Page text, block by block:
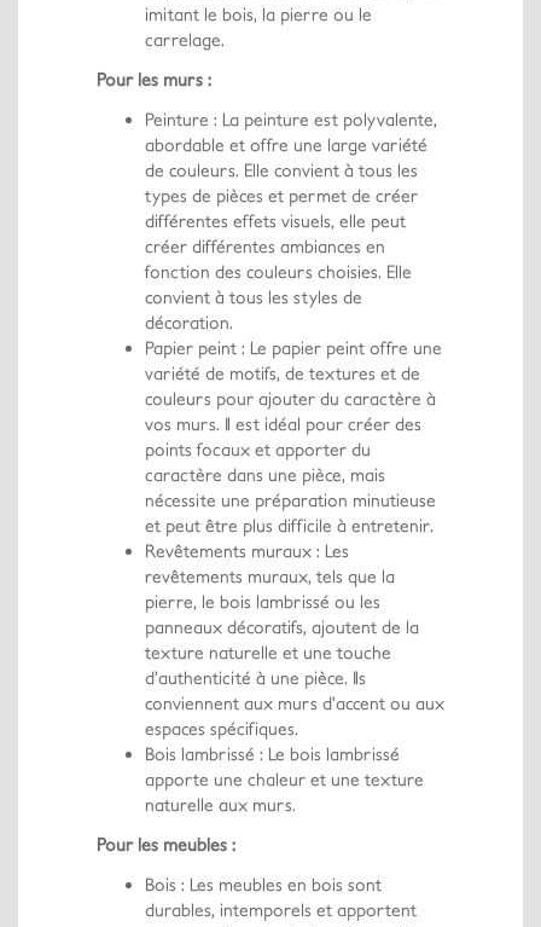
imitant le bois, la pierre ou le
carrelage.
Pour les murs :
Peinture : La peinture est polyvalente,
abordable et offre une large variété
de couleurs. Elle convient à tous les
types de pièces et permet de créer
différentes effets visuels, elle peut
créer différentes ambiances en
fonction des couleurs choisies. Elle
convient à tous les styles de
décoration.
Papier peint : Le papier peint offre une
variété de motifs, de textures et de
couleurs pour ajouter du caractère à
vos murs. Il est idéal pour créer des
points focaux et apporter du
caractère dans une pièce, mais
nécessite une préparation minutieuse
et peut être plus difficile à entretenir.
Revêtements muraux : Les
revêtements muraux, tels que la
pierre, le bois lambrissé ou les
panneaux décoratifs, ajoutent de la
texture naturelle et une touche
d’authenticité à une pièce. Ils
conviennent aux murs d’accent ou aux
espaces spécifiques.
Bois lambrissé : Le bois lambrissé
apporte une chaleur et une texture
naturelle aux murs.
Pour les meubles :
Bois : Les meubles en bois sont
durables, intemporels et apportent